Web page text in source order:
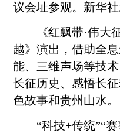
议会址参观。新华社
《红飘带·伟大征
越》演出，借助全
能、三维声场等技
长征历史、感悟长
色故事和贵州山水。
“科技+传统”“赛